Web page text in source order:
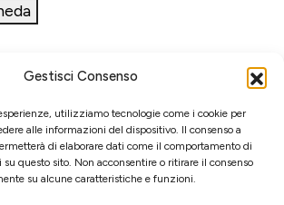
Gestisci Consenso
utilizziamo tecnologie come i cookie per
alle informazioni del dispositivo. Il consenso a
di elaborare dati come il comportamento di
questo sito. Non acconsentire o ritirare il consenso
su alcune caratteristiche e funzioni.
Iniziativa
per la promozione delle arti visive